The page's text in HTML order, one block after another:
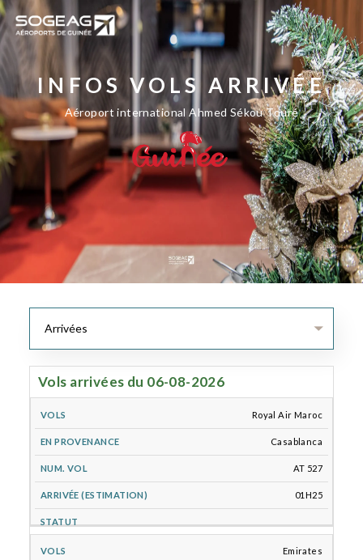
INFOS VOLS ARRIVÉE
Aéroport international Ahmed Sékou Touré
Vols arrivées du 06-08-2026
VOLS
PROVENANCE
VOL
ARRIVÉE
(ESTIMATION)
STATUT
Royal Air Maroc
Casablanca
AT 527
01H25
Emirates